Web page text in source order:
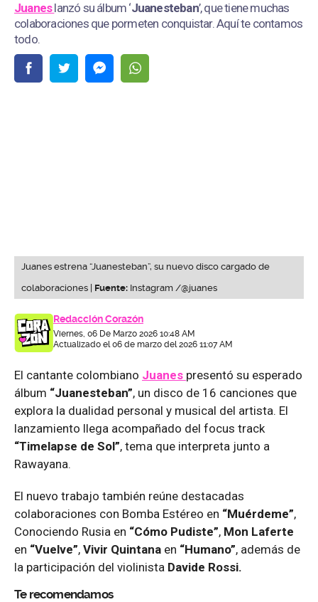
Juaneslanzó su álbum ‘Juanesteban’, que tiene muchas
colaboraciones que pormeten conquistar. Aquí te contamos
todo.
Juanes estrena “Juanesteban”, su nuevo disco cargado de
colaboraciones | Fuente: Instagram /@juanes
Redacción Corazón
Viernes, 06 De Marzo 2026 10:48 AM
Actualizado el 06 de marzo del 2026 11:07 AM
El cantante colombiano Juanes presentó su esperado
álbum “Juanesteban”, un disco de 16 canciones que
explora la dualidad personal y musical del artista. El
lanzamiento llega acompañado del focus track
“Timelapse de Sol”, tema que interpreta junto a
Rawayana.
El nuevo trabajo también reúne destacadas
colaboraciones con Bomba Estéreo en “Muérdeme”,
Conociendo Rusia en “Cómo Pudiste”, Mon Laferte
en “Vuelve”, Vivir Quintana en “Humano”, además de
la participación del violinista Davide Rossi.
Te recomendamos